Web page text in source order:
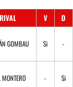
RIVAL V D
GOMBAU Si -
MONTERO - Si